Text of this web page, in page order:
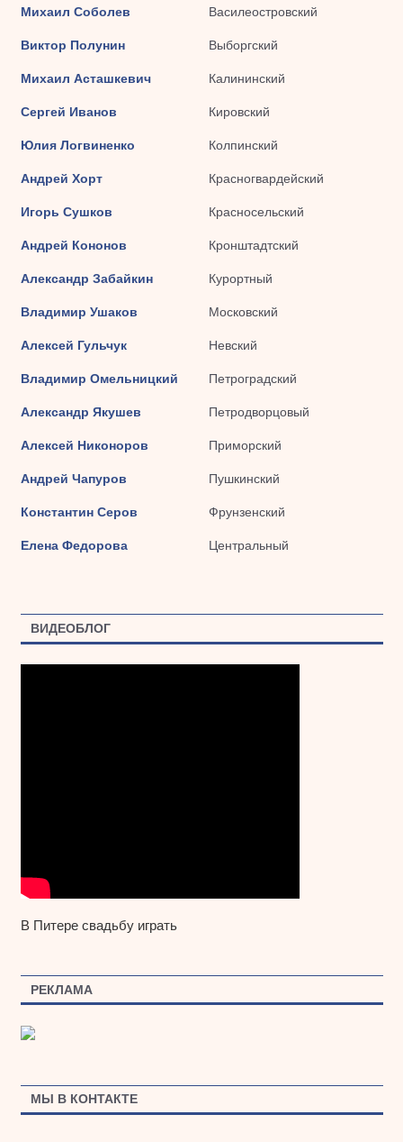
Михаил Соболев Василеостровский
Виктор Полунин Выборгский
Михаил Асташкевич Калининский
Сергей Иванов Кировский
Юлия Логвиненко Колпинский
Андрей Хорт Красногвардейский
Игорь Сушков Красносельский
Андрей Кононов Кронштадтский
Александр Забайкин Курортный
Владимир Ушаков Московский
Алексей Гульчук Невский
Владимир Омельницкий Петроградский
Александр Якушев Петродворцовый
Алексей Никоноров Приморский
Андрей Чапуров Пушкинский
Константин Серов Фрунзенский
Елена Федорова Центральный
ВИДЕОБЛОГ
В Питере свадьбу играть
РЕКЛАМА
МЫ В КОНТАКТЕ